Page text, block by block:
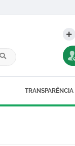
TRANSPARÊNCIA